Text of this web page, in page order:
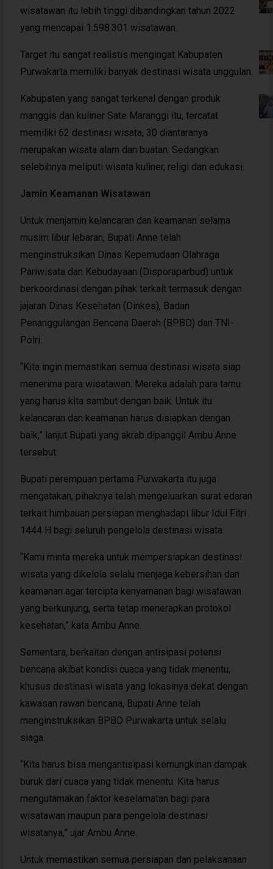
wisatawan itu lebih tinggi dibandingkan tahun 2022
yang mencapai 1.598.301 wisatawan.
Target itu sangat realistis mengingat Kabupaten
Purwakarta memiliki banyak destinasi wisata unggulan.
Kabupaten yang sangat terkenal dengan produk
manggis dan kuliner Sate Maranggi itu, tercatat
memiliki 62 destinasi wisata, 30 diantaranya
merupakan wisata alam dan buatan. Sedangkan
selebihnya meliputi wisata kuliner, religi dan edukasi.
Jamin Keamanan Wisatawan
Untuk menjamin kelancaran dan keamanan selama
musim libur lebaran, Bupati Anne telah
menginstruksikan Dinas Kepemudaan Olahraga
Pariwisata dan Kebudayaan (Disporaparbud) untuk
berkoordinasi dengan pihak terkait termasuk dengan
jajaran Dinas Kesehatan (Dinkes), Badan
Penanggulangan Bencana Daerah (BPBD) dan TNI-
Polri.
“Kita ingin memastikan semua destinasi wisata siap
menerima para wisatawan. Mereka adalah para tamu
yang harus kita sambut dengan baik. Untuk itu
kelancaran dan keamanan harus disiapkan dengan
baik,” lanjut Bupati yang akrab dipanggil Ambu Anne
tersebut.
Bupati perempuan pertama Purwakarta itu juga
mengatakan, pihaknya telah mengeluarkan surat edaran
terkait himbauan persiapan menghadapi libur Idul Fitri
1444 H bagi seluruh pengelola destinasi wisata.
“Kami minta mereka untuk mempersiapkan destinasi
wisata yang dikelola selalu menjaga kebersihan dan
keamanan agar tercipta kenyamanan bagi wisatawan
yang berkunjung, serta tetap menerapkan protokol
kesehatan,” kata Ambu Anne.
Sementara, berkaitan dengan antisipasi potensi
bencana akibat kondisi cuaca yang tidak menentu,
khusus destinasi wisata yang lokasinya dekat dengan
kawasan rawan bencana, Bupati Anne telah
menginstruksikan BPBD Purwakarta untuk selalu
siaga.
“Kita harus bisa mengantisipasi kemungkinan dampak
buruk dari cuaca yang tidak menentu. Kita harus
mengutamakan faktor keselamatan bagi para
wisatawan maupun para pengelola destinasi
wisatanya,” ujar Ambu Anne.
Untuk memastikan semua persiapan dan pelaksanaan